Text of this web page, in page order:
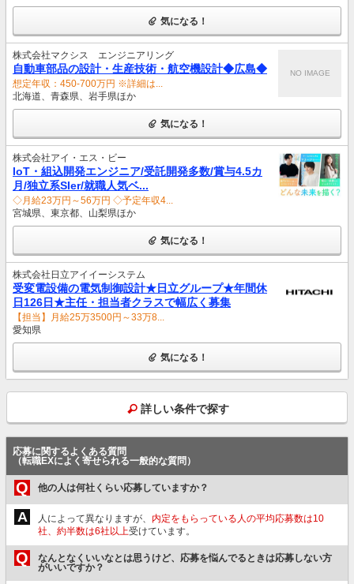
気になる！
株式会社マクシス エンジニアリング
自動車部品の設計・生産技術・航空機設計◆広島◆
想定年収：450-700万円 ※詳細は...
北海道、青森県、岩手県ほか
NO IMAGE
気になる！
株式会社アイ・エス・ビー
IoT・組込開発エンジニア/受託開発多数/賞与4.5カ
月/独立系SIer/就職人気ベ...
◇月給23万円～56万円 ◇予定年収4...
宮城県、東京都、山梨県ほか
気になる！
株式会社日立アイイーシステム
受変電設備の電気制御設計★日立グループ★年間休
日126日★主任・担当者クラスで幅広く募集
【担当】月給25万3500円～33万8...
愛知県
気になる！
詳しい条件で探す
応募に関するよくある質問
（転職EXによく寄せられる一般的な質問）
Q 他の人は何社くらい応募していますか？
A 人によって異なりますが、 内定をもらっている人の平均応募数は10
社、約半数は6社以上受けています。
Q
なんとなくいいなとは思うけど、応募を悩んでるときは応募しない方
がいいですか？